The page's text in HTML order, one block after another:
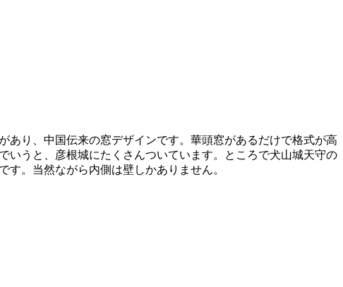
り、中国伝来の窓デザインです。華頭窓があるだけで格式が高
いうと、彦根城にたくさんついています。ところで犬山城天守の
。当然ながら内側は壁しかありません。